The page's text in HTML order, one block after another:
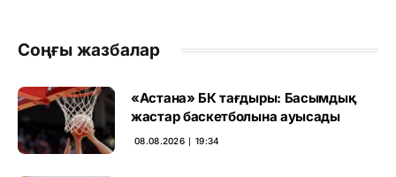
Соңғы жазбалар
«Астана» БК тағдыры: Басымдық
жастар баскетболына ауысады
08.08.2026 ∣ 19:34